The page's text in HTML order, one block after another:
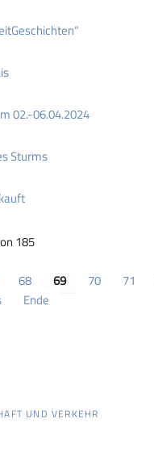
02.-06.04.2024
Sturms
185
68 69 70 71
Ende
UND VERKEHR